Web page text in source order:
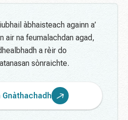
àbhaisteach againn a’
air na feumalachdan agad,
a rèir do
sònraichte.